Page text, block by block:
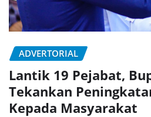
ADVERTORIAL
Lantik 19 Pejabat,
Tekankan
Kepada Masyarakat